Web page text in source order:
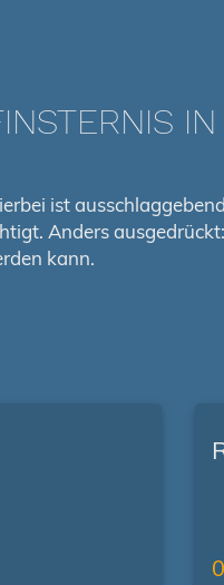
IN
ist
Anders
kann.